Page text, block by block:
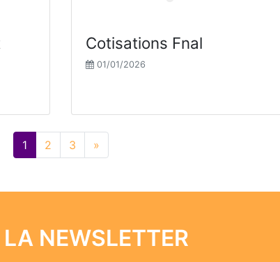
Cotisations Fnal
01/01/2026
1 2 3 »
LA NEWSLETTER